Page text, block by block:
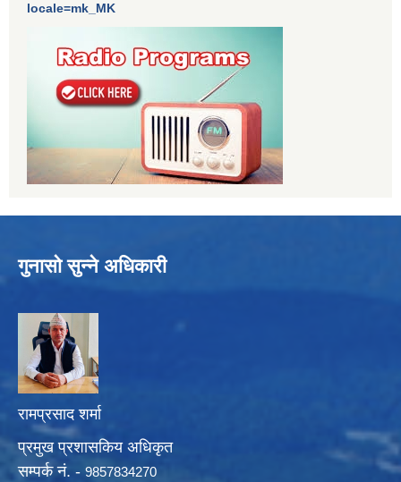
locale=mk_MK
गुनासो सुन्ने अधिकारी
रामप्रसाद शर्मा
प्रमुख प्रशासकिय अधिकृत
सम्पर्क नं. - 9857834270